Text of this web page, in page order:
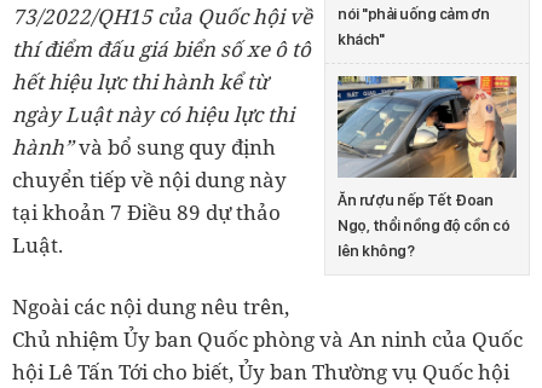
nói "phải uống cảm ơn
khách"
Ăn rượu nếp Tết Đoan
Ngọ, thổi nồng độ cồn có
lên không?
73/2022/QH15 của Quốc hội về
thí điểm đấu giá biển số xe ô tô
hết hiệu lực thi hành kể từ
ngày Luật này có hiệu lực thi
hành”và bổ sung quy định
chuyển tiếp về nội dung này
tại khoản 7 Điều 89 dự thảo
Luật.
Ngoài các nội dung nêu trên,
Chủ nhiệm Ủy ban Quốc phòng và An ninh của Quốc
hội Lê Tấn Tới cho biết, Ủy ban Thường vụ Quốc hội